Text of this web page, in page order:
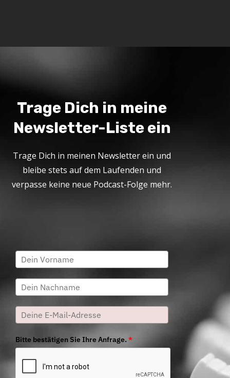
Trage Dich in meine
Newsletter-Liste ein
Trage Dich in meinen Newsletter ein und
bleibe stets auf dem Laufenden und
verpasse keine neue Podcast-Folge mehr.
Bitte bestätigen Sie Ihre Anfrage. *